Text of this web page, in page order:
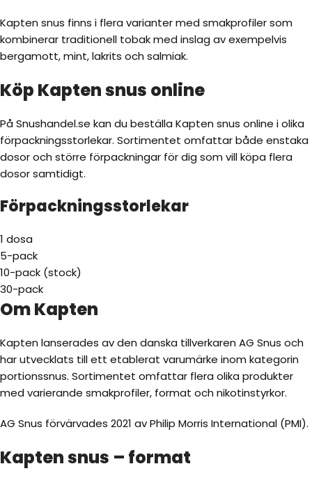
Kapten snus finns i flera varianter med smakprofiler som
kombinerar traditionell tobak med inslag av exempelvis
bergamott, mint, lakrits och salmiak.
Köp Kapten snus online
På Snushandel.se kan du beställa Kapten snus online i olika
förpackningsstorlekar. Sortimentet omfattar både enstaka
dosor och större förpackningar för dig som vill köpa flera
dosor samtidigt.
Förpackningsstorlekar
1 dosa
5-pack
10-pack (stock)
30-pack
Om Kapten
Kapten lanserades av den danska tillverkaren AG Snus och
har utvecklats till ett etablerat varumärke inom kategorin
portionssnus. Sortimentet omfattar flera olika produkter
med varierande smakprofiler, format och nikotinstyrkor.
AG Snus förvärvades 2021 av Philip Morris International (PMI).
Kapten snus – format